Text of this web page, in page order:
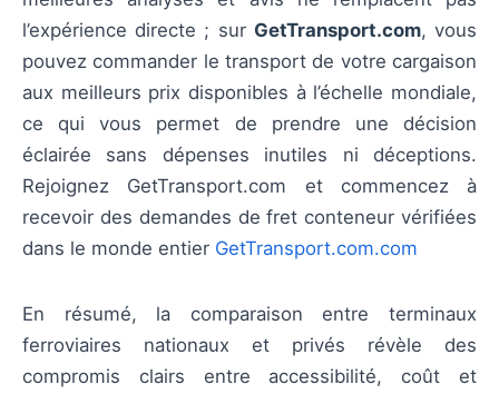
l’expérience directe ; sur GetTransport.com, vous
pouvez commander le transport de votre cargaison
aux meilleurs prix disponibles à l’échelle mondiale,
ce qui vous permet de prendre une décision
éclairée sans dépenses inutiles ni déceptions.
Rejoignez GetTransport.com et commencez à
recevoir des demandes de fret conteneur vérifiées
dans le monde entier GetTransport.com.com
En résumé, la comparaison entre terminaux
ferroviaires nationaux et privés révèle des
compromis clairs entre accessibilité, coût et